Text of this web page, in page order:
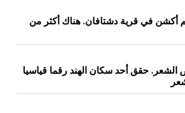
أكشن في قرية دشتافان. هناك أكثر من
الشعر. حقق أحد سكان الهند رقما قياسيا